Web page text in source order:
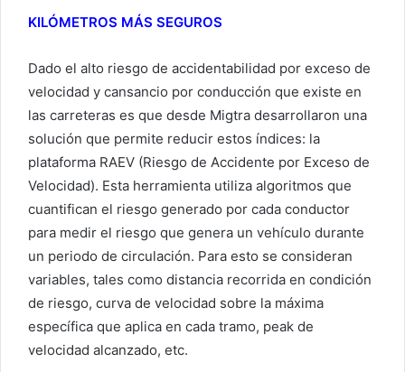
KILÓMETROS MÁS SEGUROS
Dado el alto riesgo de accidentabilidad por exceso de
velocidad y cansancio por conducción que existe en
las carreteras es que desde Migtra desarrollaron una
solución que permite reducir estos índices: la
plataforma RAEV (Riesgo de Accidente por Exceso de
Velocidad). Esta herramienta utiliza algoritmos que
cuantifican el riesgo generado por cada conductor
para medir el riesgo que genera un vehículo durante
un periodo de circulación. Para esto se consideran
variables, tales como distancia recorrida en condición
de riesgo, curva de velocidad sobre la máxima
específica que aplica en cada tramo, peak de
velocidad alcanzado, etc.